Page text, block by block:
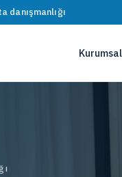
danışmanlığı
Kurumsal